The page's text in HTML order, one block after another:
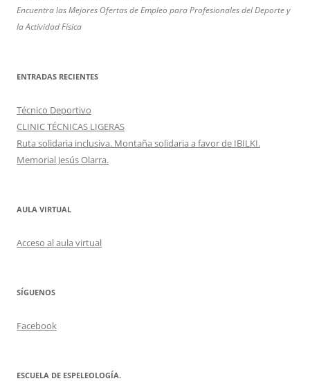
Encuentra las Mejores Ofertas de Empleo para Profesionales del Deporte y
la Actividad Física
ENTRADAS RECIENTES
Técnico Deportivo
CLINIC TÉCNICAS LIGERAS
Ruta solidaria inclusiva. Montaña solidaria a favor de IBILKI.
Memorial Jesús Olarra.
AULA VIRTUAL
Acceso al aula virtual
SÍGUENOS
Facebook
ESCUELA DE ESPELEOLOGÍA.